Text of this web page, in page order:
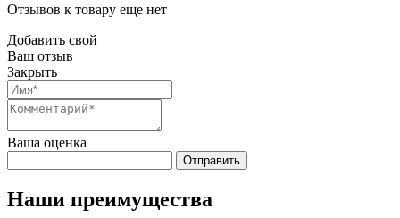
Отзывов к товару еще нет
Добавить свой
Ваш отзыв
Закрыть
Ваша оценка
Отправить
Наши преимущества